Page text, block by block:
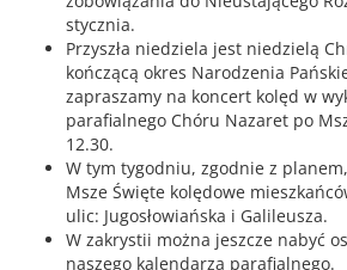
stycznia.
Przyszła niedziela jest niedzielą
kończącą okres Narodzenia
zapraszamy na koncert kolęd w
parafialnego Chóru Nazaret po
12.30.
W tym tygodniu, zgodnie z
Msze Święte kolędowe
ulic: Jugosłowiańska i Galileusza.
W zakrystii można jeszcze nabyć
naszego kalendarza parafialnego.